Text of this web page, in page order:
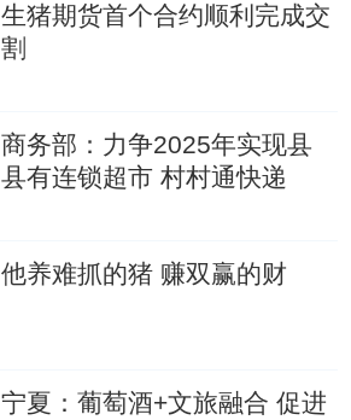
生猪期货首个合约顺利完成交
割
商务部：力争2025年实现县
县有连锁超市 村村通快递
他养难抓的猪 赚双赢的财
宁夏：葡萄酒+文旅融合 促进